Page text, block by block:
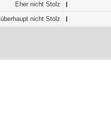
Eher nicht Stolz
überhaupt nicht Stolz